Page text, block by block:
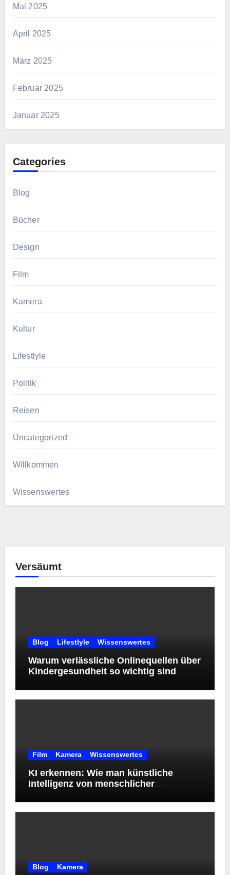
Mai 2025
April 2025
März 2025
Februar 2025
Januar 2025
Categories
Blog
Bücher
Design
Film
Kamera
Kultur
Lifestlyle
Politik
Reisen
Uncategorized
Willkommen
Wissenswertes
Versäumt
Blog Lifestlyle Wissenswertes
Warum verlässliche Onlinequellen über
Kindergesundheit so wichtig sind
Film Kamera Wissenswertes
KI erkennen: Wie man künstliche
Intelligenz von menschlicher
Blog Kamera